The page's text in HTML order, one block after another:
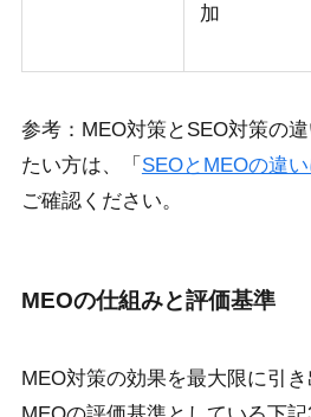
加
参考：MEO対策とSEO対策の
たい方は、「 SEOとMEOの違
ご確認ください。
MEOの仕組みと評価基準
MEO対策の効果を最大限に引